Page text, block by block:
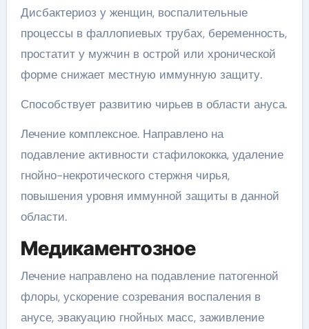
Дисбактериоз у женщин, воспалительные
процессы в фаллопиевых трубах, беременность,
простатит у мужчин в острой или хронической
форме снижает местную иммунную защиту.
Способствует развитию чирьев в области ануса.
Лечение комплексное. Направлено на
подавление активности стафилококка, удаление
гнойно-некротического стержня чирья,
повышения уровня иммунной защиты в данной
области.
Медикаментозное
Лечение направлено на подавление патогенной
флоры, ускорение созревания воспаления в
анусе, эвакуацию гнойных масс, заживление